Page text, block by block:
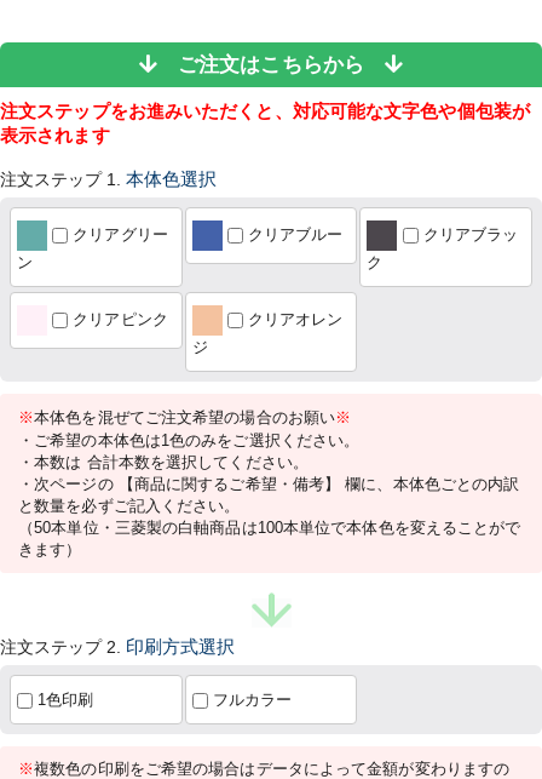
ご注文はこちらから
注文ステップをお進みいただくと、対応可能な文字色や個包装が
表示されます
注文ステップ 1. 本体色選択
クリアグリー
ン
クリアブルー
クリアブラッ
ク
クリアピンク
クリアオレン
ジ
※本体色を混ぜてご注文希望の場合のお願い※
・ご希望の本体色は1色のみをご選択ください。
・本数は 合計本数を選択してください。
・次ページの 【商品に関するご希望・備考】 欄に、本体色ごとの内訳
と数量を必ずご記入ください。
（50本単位・三菱製の白軸商品は100本単位で本体色を変えることがで
きます）
注文ステップ 2. 印刷方式選択
1色印刷 フルカラー
※複数色の印刷をご希望の場合はデータによって金額が変わりますの